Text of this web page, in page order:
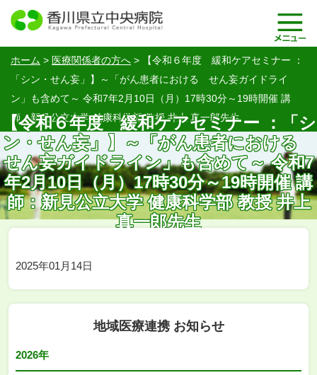
ホーム > 医療関係者の方へ >
【令和６年度 緩和ケアセミナー ：
「シン・せん妄」】～「がん患者における せん妄ガイドライ
ン」も含めて～ 令和7年2月10日（月）17時30分～19時開催 講
師：新見公立大学 健康科学部 教授 井上 真一郎先生
【令和６年度 緩和ケアセミナー ：「シ
ン・せん妄」】～「がん患者における
せん妄ガイドライン」も含めて～ 令和7
年2月10日（月）17時30分～19時開催 講
師：新見公立大学 健康科学部 教授 井上
真一郎先生
2025年01月14日
地域医療連携 お知らせ
2026年